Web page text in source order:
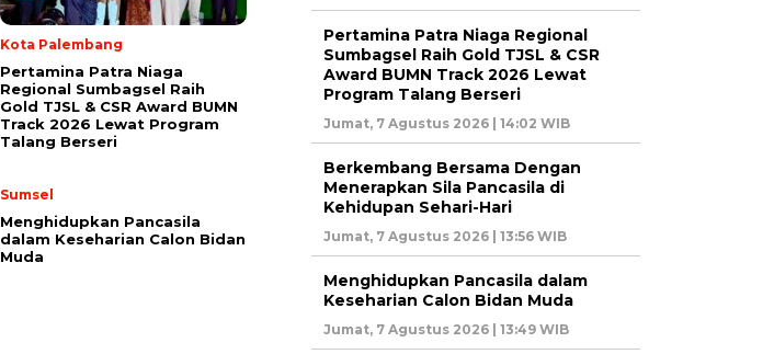
Kota Palembang
Pertamina Patra Niaga
Regional Sumbagsel Raih
Gold TJSL & CSR Award BUMN
Track 2026 Lewat Program
Talang Berseri
Sumsel
Menghidupkan Pancasila
dalam Keseharian Calon Bidan
Muda
Pertamina Patra Niaga Regional
Sumbagsel Raih Gold TJSL & CSR
Award BUMN Track 2026 Lewat
Program Talang Berseri
Jumat, 7 Agustus 2026 | 14:02 WIB
Berkembang Bersama Dengan
Menerapkan Sila Pancasila di
Kehidupan Sehari-Hari
Jumat, 7 Agustus 2026 | 13:56 WIB
Menghidupkan Pancasila dalam
Keseharian Calon Bidan Muda
Jumat, 7 Agustus 2026 | 13:49 WIB